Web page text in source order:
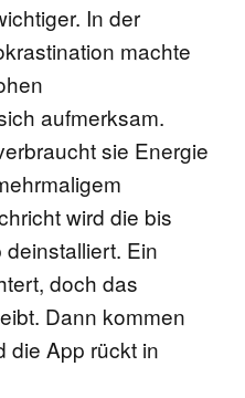
In der
machte
aufmerksam.
sie Energie
wird die bis
Ein
doch das
Dann kommen
die App rückt in